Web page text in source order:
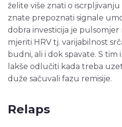
želite više znati o
znate prepoznati signale
dobra investicija je
mjeriti HRV tj. varijabilnost
budni, ali i dok spavate. S
lakše odlučiti kada treba
duže sačuvali fazu remisije.
Relaps